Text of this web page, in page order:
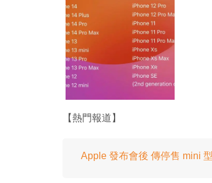
【熱門報道】
Apple 發布會後 傳停售 mini